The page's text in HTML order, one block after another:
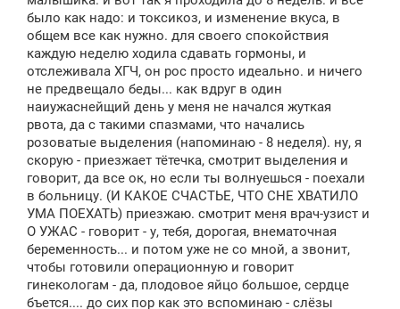
было как надо: и токсикоз, и изменение вкуса, в
общем все как нужно. для своего спокойствия
каждую неделю ходила сдавать гормоны, и
отслеживала ХГЧ, он рос просто идеально. и ничего
не предвещало беды... как вдруг в один
наиужаснейщий день у меня не начался жуткая
рвота, да с такими спазмами, что начались
розоватые выделения (напоминаю - 8 неделя). ну, я
скорую - приезжает тётечка, смотрит выделения и
говорит, да все ок, но если ты волнуешься - поехали
в больницу. (И КАКОЕ СЧАСТЬЕ, ЧТО СНЕ ХВАТИЛО
УМА ПОЕХАТЬ) приезжаю. смотрит меня врач-узист и
О УЖАС - говорит - у, тебя, дорогая, внематочная
беременность... и потом уже не со мной, а звонит,
чтобы готовили операционную и говорит
гинекологам - да, плодовое яйцо большое, сердце
бъется.... до сих пор как это вспоминаю - слёзы